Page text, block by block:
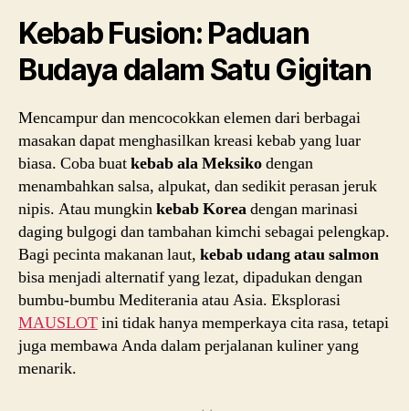
Kebab Fusion: Paduan
Budaya dalam Satu Gigitan
Mencampur dan mencocokkan elemen dari berbagai
masakan dapat menghasilkan kreasi kebab yang luar
biasa. Coba buatkebab ala Meksikodengan
menambahkan salsa, alpukat, dan sedikit perasan jeruk
nipis. Atau mungkinkebab Koreadengan marinasi
daging bulgogi dan tambahan kimchi sebagai pelengkap.
Bagi pecinta makanan laut, kebab udang atau salmon
bisa menjadi alternatif yang lezat, dipadukan dengan
bumbu-bumbu Mediterania atau Asia. Eksplorasi
MAUSLOTini tidak hanya memperkaya cita rasa, tetapi
juga membawa Anda dalam perjalanan kuliner yang
menarik.